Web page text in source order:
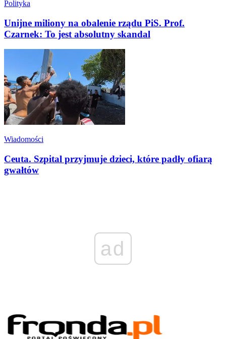
Polityka
Unijne miliony na obalenie rządu PiS. Prof.
Czarnek: To jest absolutny skandal
Wiadomości
Ceuta. Szpital przyjmuje dzieci, które padły ofiarą
gwałtów
ad